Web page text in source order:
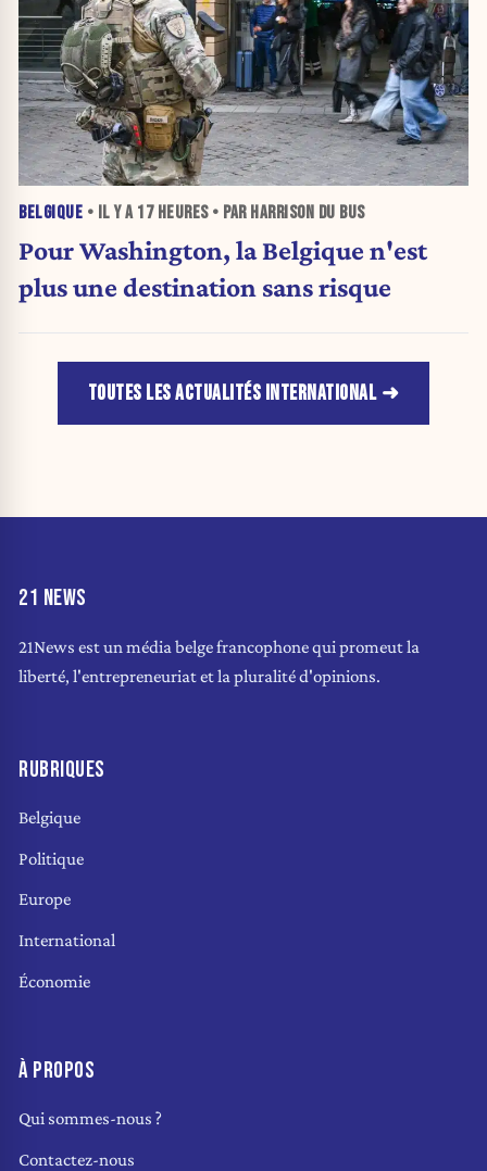
BELGIQUE • IL Y A 17 HEURES• PAR HARRISON DU BUS
Pour Washington, la Belgique n'est
plus une destination sans risque
TOUTES LES ACTUALITÉS INTERNATIONAL
21 NEWS
21News est un média belge francophone qui promeut la
liberté, l'entrepreneuriat et la pluralité d'opinions.
RUBRIQUES
Belgique
Politique
Europe
International
Économie
À PROPOS
Qui sommes-nous ?
Contactez-nous